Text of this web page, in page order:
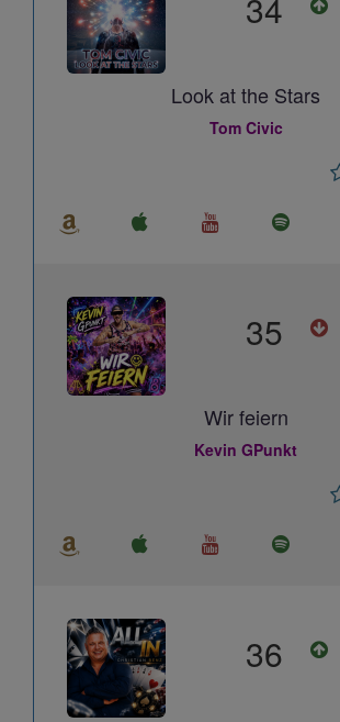
Look at the Stars
Tom Civic
35
Wir feiern
Kevin GPunkt
36